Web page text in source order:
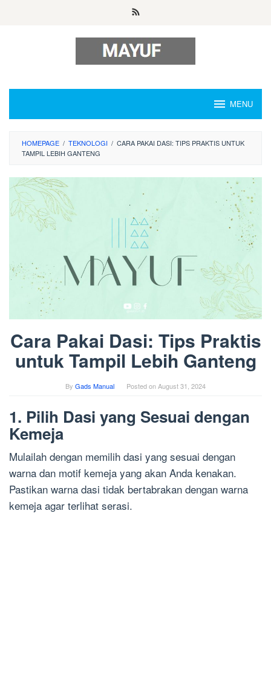
MENU
HOMEPAGE / TEKNOLOGI / CARA PAKAI DASI: TIPS PRAKTIS UNTUK
TAMPIL LEBIH GANTENG
Cara Pakai Dasi: Tips Praktis
untuk Tampil Lebih Ganteng
By Gads Manual Posted onAugust 31, 2024
1. Pilih Dasi yang Sesuai dengan
Kemeja
Mulailah dengan memilih dasi yang sesuai dengan
warna dan motif kemeja yang akan Anda kenakan.
Pastikan warna dasi tidak bertabrakan dengan warna
kemeja agar terlihat serasi.